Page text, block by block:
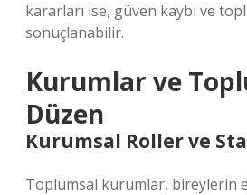
kararları ise, güven kaybı ve
sonuçlanabilir.
Kurumlar ve
Düzen
Kurumsal Roller ve
Toplumsal kurumlar, bireylerin